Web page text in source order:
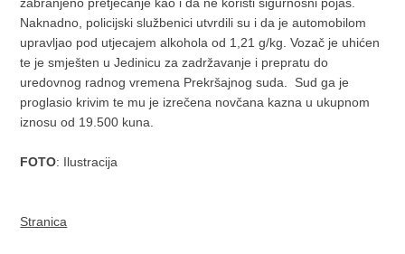
Naknadno, policijski službenici utvrdili su i da je automobilom
upravljao pod utjecajem alkohola od 1,21 g/kg. Vozač je uhićen
te je smješten u Jedinicu za zadržavanje i prepratu do
uredovnog radnog vremena Prekršajnog suda. Sud ga je
proglasio krivim te mu je izrečena novčana kazna u ukupnom
iznosu od 19.500 kuna.
FOTO: Ilustracija
Stranica